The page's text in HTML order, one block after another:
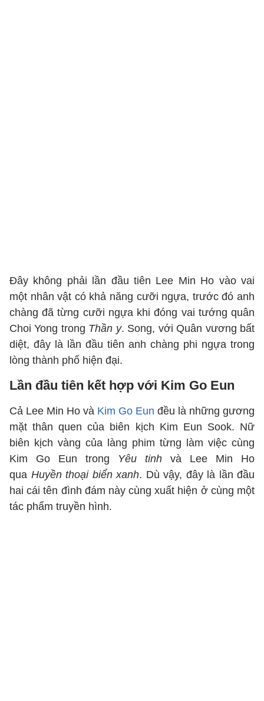
Đây không phải lần đầu tiên Lee Min Ho vào vai
một nhân vật có khả năng cưỡi ngựa, trước đó anh
chàng đã từng cưỡi ngựa khi đóng vai tướng quân
Choi Yong trong Thần y. Song, với Quân vương bất
diệt, đây là lần đầu tiên anh chàng phi ngựa trong
lòng thành phố hiện đại.
Lần đầu tiên kết hợp với Kim Go Eun
Cả Lee Min Ho và Kim Go Eun đều là những gương
mặt thân quen của biên kịch Kim Eun Sook. Nữ
biên kịch vàng của làng phim từng làm việc cùng
Kim Go Eun trong Yêu tinh và Lee Min Ho
qua Huyền thoại biển xanh. Dù vậy, đây là lần đầu
hai cái tên đình đám này cùng xuất hiện ở cùng một
tác phẩm truyền hình.